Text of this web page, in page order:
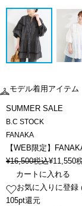
モデル着用アイテム
SUMMER SALE
B.C STOCK
FANAKA
【WEB限定】
¥16,500税込¥11,550
カートに入れる
お気に入りに登録
105pt還元